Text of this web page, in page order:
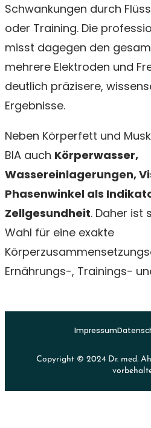
Schwankungen durch
oder Training. Die
misst dagegen den
mehrere Elektroden und
deutlich präzisere,
Ergebnisse.
Neben Körperfett und
BIA auch Körperwasser,
Wassereinlagerungen,
Phasenwinkel als
Zellgesundheit. Daher ist
Wahl für eine exakte
Ernährungs-, Trainings-
Impressum
Copyright © 2024 Dr. med.